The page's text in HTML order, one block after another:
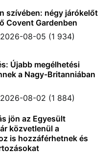
szívében: négy járókelőt
Covent Gardenben
2026-08-05 (1 934)
Újabb megélhetési
a Nagy-Britanniában
2026-08-02 (1 884)
jön az Egyesült
közvetlenül a
is hozzáférhetnek és